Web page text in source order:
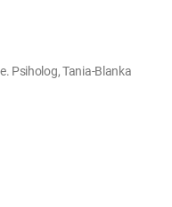
Psiholog, Tania-Blanka